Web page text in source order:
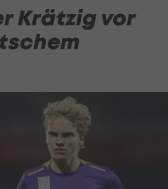
Krätzig vor